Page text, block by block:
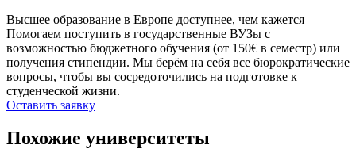
Высшее образование в Европе доступнее, чем кажется
Помогаем поступить в государственные ВУЗы с
возможностью бюджетного обучения (от 150€ в семестр) или
получения стипендии. Мы берём на себя все бюрократические
вопросы, чтобы вы сосредоточились на подготовке к
студенческой жизни.
Оставить заявку
Похожие университеты